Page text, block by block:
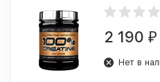
2 190 ₽
Нет в